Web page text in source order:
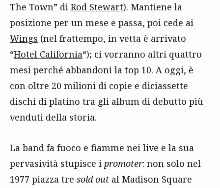
The Town” di Rod Stewart). Mantiene la
posizione per un mese e passa, poi cede ai
Wings (nel frattempo, in vetta è arrivato
“Hotel California“); ci vorranno altri quattro
mesi perché abbandoni la top 10. A oggi, è
con oltre 20 milioni di copie e diciassette
dischi di platino tra gli album di debutto più
venduti della storia.
La band fa fuoco e fiamme nei live e la sua
pervasività stupisce i promoter: non solo nel
1977 piazza tre sold out al Madison Square